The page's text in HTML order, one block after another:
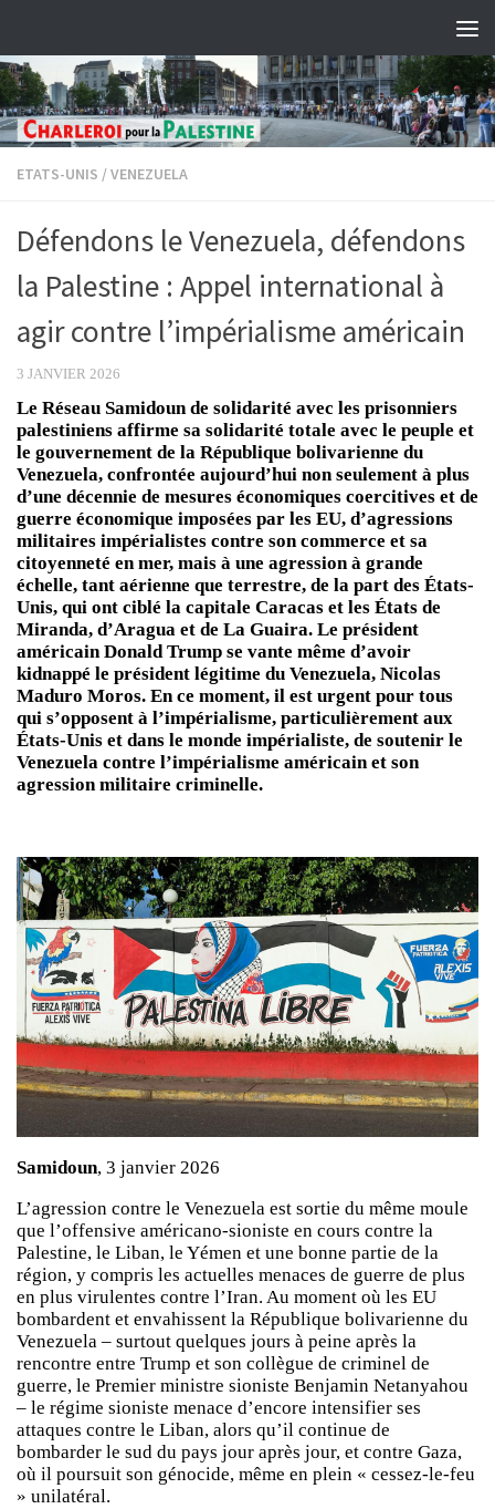
ETATS-UNIS /VENEZUELA
Défendons le Venezuela, défendons
la Palestine : Appel international à
agir contre l’impérialisme américain
3 JANVIER 2026
Le Réseau Samidoun de solidarité avec les prisonniers
palestiniens affirme sa solidarité totale avec le peuple et
le gouvernement de la République bolivarienne du
Venezuela, confrontée aujourd’hui non seulement à plus
d’une décennie de mesures économiques coercitives et de
guerre économique imposées par les EU, d’agressions
militaires impérialistes contre son commerce et sa
citoyenneté en mer, mais à une agression à grande
échelle, tant aérienne que terrestre, de la part des États-
Unis, qui ont ciblé la capitale Caracas et les États de
Miranda, d’Aragua et de La Guaira. Le président
américain Donald Trump se vante même d’avoir
kidnappé le président légitime du Venezuela, Nicolas
Maduro Moros. En ce moment, il est urgent pour tous
qui s’opposent à l’impérialisme, particulièrement aux
États-Unis et dans le monde impérialiste, de soutenir le
Venezuela contre l’impérialisme américain et son
agression militaire criminelle.
Samidoun, 3 janvier 2026
L’agression contre le Venezuela est sortie du même moule
que l’offensive américano-sioniste en cours contre la
Palestine, le Liban, le Yémen et une bonne partie de la
région, y compris les actuelles menaces de guerre de plus
en plus virulentes contre l’Iran. Au moment où les EU
bombardent et envahissent la République bolivarienne du
Venezuela – surtout quelques jours à peine après la
rencontre entre Trump et son collègue de criminel de
guerre, le Premier ministre sioniste Benjamin Netanyahou
– le régime sioniste menace d’encore intensifier ses
attaques contre le Liban, alors qu’il continue de
bombarder le sud du pays jour après jour, et contre Gaza,
où il poursuit son génocide, même en plein « cessez-le-feu
» unilatéral.